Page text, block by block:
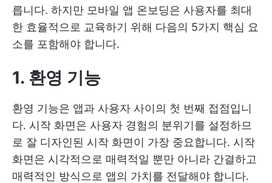
릅니다. 하지만 모바일 앱 온보딩은 사용자를 최대
한 효율적으로 교육하기 위해 다음의 5가지 핵심 요
소를 포함해야 합니다.
1. 환영 기능
환영 기능은 앱과 사용자 사이의 첫 번째 접점입니
다. 시작 화면은 사용자 경험의 분위기를 설정하므
로 잘 디자인된 시작 화면이 가장 중요합니다. 시작
화면은 시각적으로 매력적일 뿐만 아니라 간결하고
매력적인 방식으로 앱의 가치를 전달해야 합니다.